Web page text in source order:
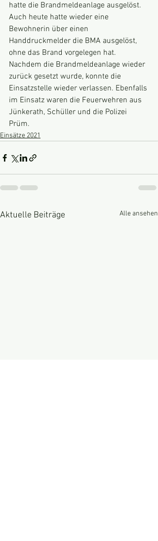
hatte die Brandmeldeanlage ausgelöst.
Auch heute hatte wieder eine
Bewohnerin über einen
Handdruckmelder die BMA ausgelöst,
ohne das Brand vorgelegen hat.
Nachdem die Brandmeldeanlage wieder
zurück gesetzt wurde, konnte die
Einsatzstelle wieder verlassen. Ebenfalls
im Einsatz waren die Feuerwehren aus
Jünkerath, Schüller und die Polizei
Prüm.
Einsätze 2021
Aktuelle Beiträge Alle ansehen